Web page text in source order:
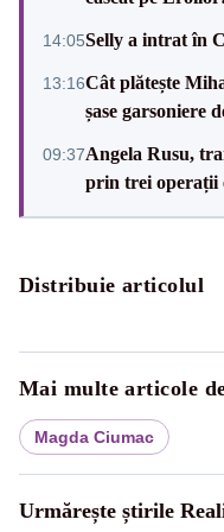
14:05Selly a intrat în
13:16Cât plătește
șase garsoniere
09:37Angela Rusu,
prin trei operații
Distribuie articolul
Mai multe articole
Magda Ciumac
Urmărește știrile